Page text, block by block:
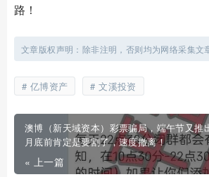
路！
文章版权声明：除非注明，否则均为网络采集文
亿博资产 文溪投资
澳博（新天域资本）彩票骗局，端午节又推
月底前肯定是要割了，速度撤离！
« 上一篇